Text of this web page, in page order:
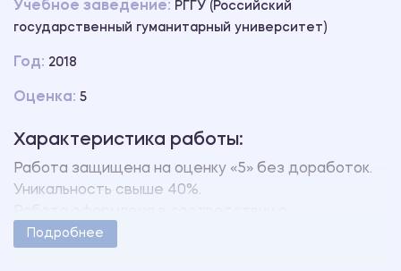
Учебное заведение: РГГУ (Российский
государственный гуманитарный университет)
Год: 2018
Оценка: 5
Характеристика работы:
Работа защищена на оценку «5» без доработок.
Уникальность свыше 40%.
методическими указаниями учебного заведения.
Подробнее